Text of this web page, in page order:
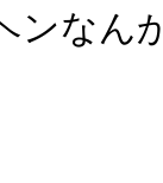
ンなん